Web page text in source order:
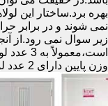
بهره برد.ساختار این
نمی شوند و در برابر
زیر سوال نمی رود.از
وزن پایین دارای 2 عدد لولا هستند.